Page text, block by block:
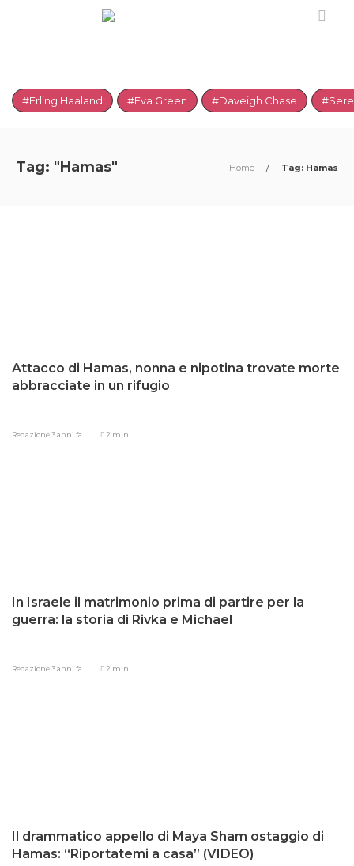
#Erling Haaland #Eva Green #Daveigh Chase
Tag: "Hamas" Home / Tag: Hamas
Attacco di Hamas, nonna e nipotina trovate morte
abbracciate in un rifugio
Redazione3 anni fa 2 min
In Israele il matrimonio prima di partire per la
guerra: la storia di Rivka e Michael
Redazione3 anni fa 2 min
Il drammatico appello di Maya Sham ostaggio di
Hamas: “Riportatemi a casa” (VIDEO)